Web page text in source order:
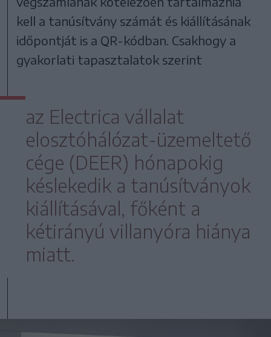
kell a tanúsítvány számát és kiállításának
időpontját is a QR-kódban. Csakhogy a
gyakorlati tapasztalatok szerint
az Electrica vállalat
elosztóhálózat-üzemeltető
cége (DEER) hónapokig
késlekedik a tanúsítványok
kiállításával, főként a
kétirányú villanyóra hiánya
miatt.